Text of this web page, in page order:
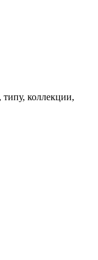
коллекции,